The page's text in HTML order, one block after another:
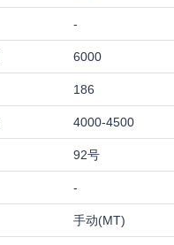
-
6000
186
4000-4500
92号
-
手动(MT)